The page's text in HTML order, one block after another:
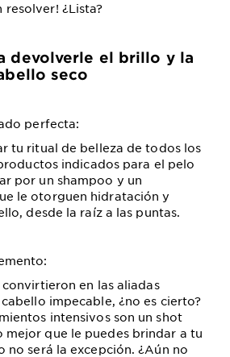
¿Lista?
devolverle el brillo y la
seco
perfecta:
tu ritual de belleza de todos los
indicados para el pelo
por un shampoo y un
le otorguen hidratación y
desde la raíz a las puntas.
convirtieron en las aliadas
impecable, ¿no es cierto?
intensivos son un shot
mejor que le puedes brindar a tu
no será la excepción. ¿Aún no